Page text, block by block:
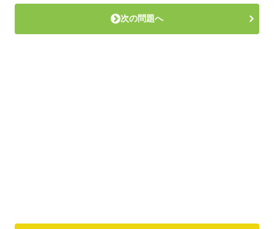
次の問題へ